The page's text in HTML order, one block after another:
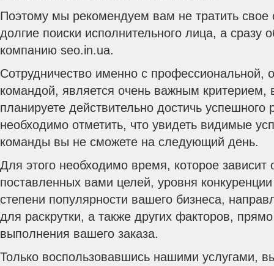
Поэтому мы рекомендуем вам не тратить свое
долгие поиски исполнительного лица, а сразу
компанию seo.in.ua.
Сотрудничество именно с профессиональной,
командой, является очень важным критерием,
планируете действительно достичь успешного
необходимо отметить, что увидеть видимые
команды вы не сможете на следующий день.
Для этого необходимо время, которое зависит
поставленных вами целей, уровня
степени популярности вашего бизнеса,
для раскрутки, а также других факторов,
выполнения вашего заказа.
Только воспользовавшись нашими услугами,